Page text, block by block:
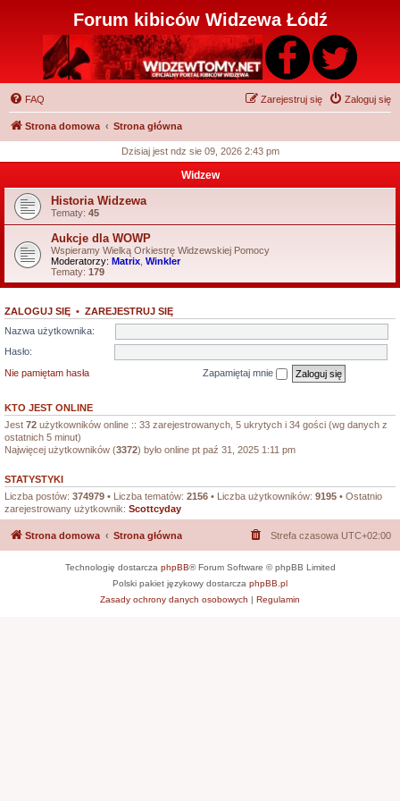
Forum kibiców Widzewa Łódź
FAQ Zaloguj się
Zarejestruj się
Strona domowa Strona główna
Dzisiaj jest ndz sie 09, 2026 2:43 pm
Widzew
Historia Widzewa
Tematy: 45
Aukcje dla WOWP
Wspieramy Wielką Orkiestrę Widzewskiej Pomocy
Moderatorzy: Matrix Winkler
Tematy: 179
ZALOGUJ SIĘ • ZAREJESTRUJ SIĘ
Nazwa użytkownika:
Hasło:
Nie pamiętam hasła
Zapamiętaj mnie
KTO JEST ONLINE
Jest 72 użytkowników online :: 33 zarejestrowanych, 5 ukrytych i 34 gości (wg danych z
ostatnich 5 minut)
Najwięcej użytkowników (3372) było online pt paź 31, 2025 1:11 pm
STATYSTYKI
Liczba postów: 374979 • Liczba tematów: 2156 • Liczba użytkowników: 9195 • Ostatnio
zarejestrowany użytkownik: Scottcyday
Strona domowa Strona główna Strefa czasowa UTC+02:00
Technologię dostarcza phpBB® Forum Software © phpBB Limited
Polski pakiet językowy dostarcza phpBB.pl
Zasady ochrony danych osobowych | Regulamin